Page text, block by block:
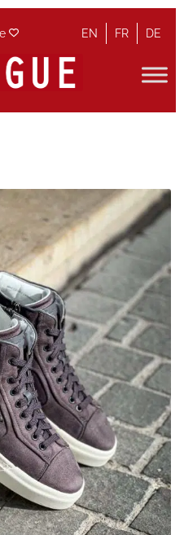
EN FR DE